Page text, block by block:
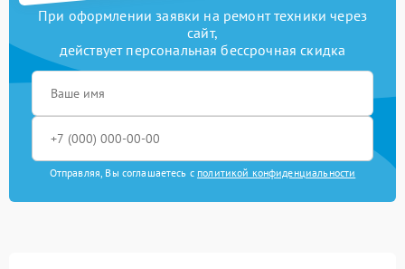
При оформлении заявки на ремонт техники через
сайт,
действует персональная бессрочная скидка
Отправляя, Вы соглашаетесь с политикой конфиденциальности